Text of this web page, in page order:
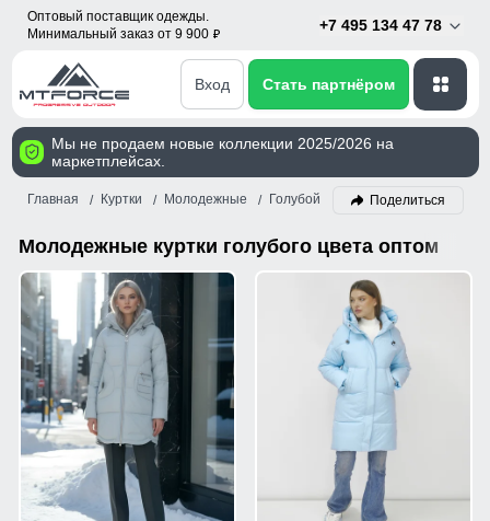
Оптовый поставщик одежды.
Минимальный заказ от 9 900 p
+7 495 134 47 78
Вход Стать партнёром
Мы не продаем новые коллекции 2025/2026 на
маркетплейсах.
Главная Куртки Молодежные Голубой Поделиться
Молодежные куртки голубого цвета оптом